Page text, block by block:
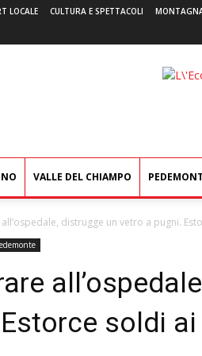
LOCALE CULTURA E SPETTACOLI
VALLE DEL CHIAMPO
distrugge un vetro a pugni.
soldi